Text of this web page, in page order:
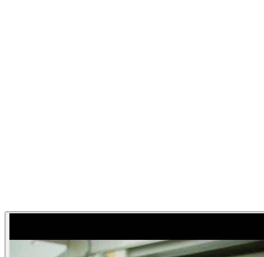
Garageportexperten